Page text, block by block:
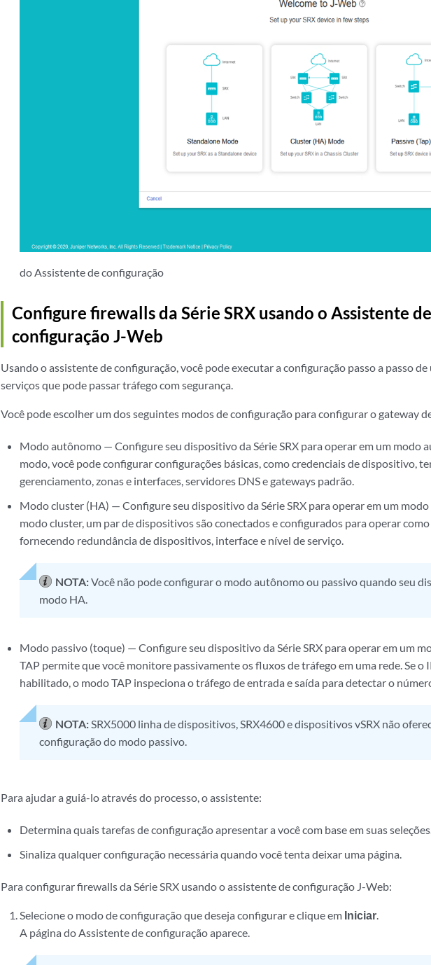
do Assistente de configuração
Configure firewalls da Série SRX usando o Assistente de
configuração J-Web
Usando o assistente de configuração, você pode executar a configuração passo a passo
serviços que pode passar tráfego com segurança.
Você pode escolher um dos seguintes modos de configuração para configurar o gateway
Modo autônomo — Configure seu dispositivo da Série SRX para operar em um modo
modo, você pode configurar configurações básicas, como credenciais de dispositivo,
gerenciamento, zonas e interfaces, servidores DNS e gateways padrão.
Modo cluster (HA) — Configure seu dispositivo da Série SRX para operar em um
modo cluster, um par de dispositivos são conectados e configurados para operar
fornecendo redundância de dispositivos, interface e nível de serviço.
NOTA:Você não pode configurar o modo autônomo ou passivo quando seu
modo HA.
Modo passivo (toque) — Configure seu dispositivo da Série SRX para operar em um
TAP permite que você monitore passivamente os fluxos de tráfego em uma rede. Se o
habilitado, o modo TAP inspeciona o tráfego de entrada e saída para detectar o
NOTA:SRX5000 linha de dispositivos, SRX4600 e dispositivos vSRX não
configuração do modo passivo.
Para ajudar a guiá-lo através do processo, o assistente:
Determina quais tarefas de configuração apresentar a você com base em suas
Sinaliza qualquer configuração necessária quando você tenta deixar uma página.
Para configurar firewalls da Série SRX usando o assistente de configuração J-Web:
Selecione o modo de configuração que deseja configurar e clique em Iniciar.
A página do Assistente de configuração aparece.